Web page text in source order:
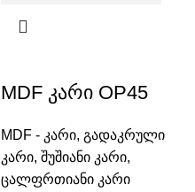
MDF კარი OP45
MDF - კარი, გადაკრული
კარი, შუშიანი კარი,
ცალფრთიანი კარი